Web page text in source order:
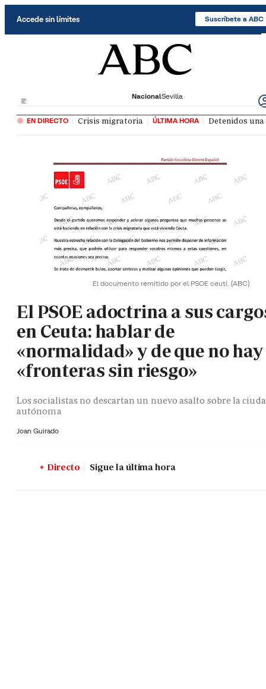
Accede sin límites Suscríbete a ABC
NacionalSevilla
EN DIRECTO Crisis migratoria ÚLTIMA HORA Detenidos
El documento remitido por el PSOE ceutí. (ABC)
El PSOE adoctrina a sus
en Ceuta: hablar de
«normalidad» y de que no hay
«fronteras sin riesgo»
Los socialistas no descartan un nuevo asalto sobre la
autónoma
Joan Guirado
Directo Sigue la última hora